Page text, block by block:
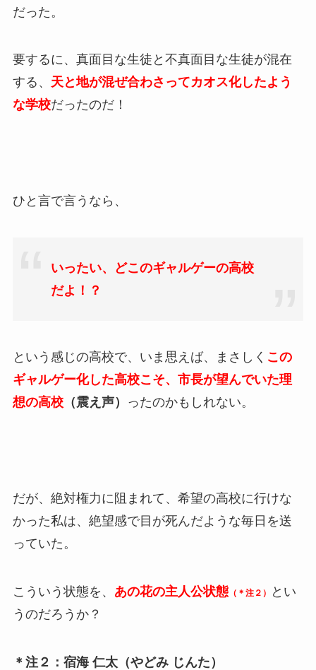
だった。
要するに、真面目な生徒と不真面目な生徒が混在
する、 天と地が混ぜ合わさってカオス化したよう
な学校だったのだ！
ひと言で言うなら、
いったい、どこのギャルゲーの高校
だよ！？
という感じの高校で、いま思えば、まさしく この
ギャルゲー化した高校こそ、市長が望んでいた理
想の高校（震え声） ったのかもしれない。
だが、絶対権力に阻まれて、希望の高校に行けな
かった私は、絶望感で目が死んだような毎日を送
っていた。
こういう状態を、 あの花の主人公状態（＊注２）
とい
うのだろうか？
＊注２：宿海 仁太（やどみ じんた）